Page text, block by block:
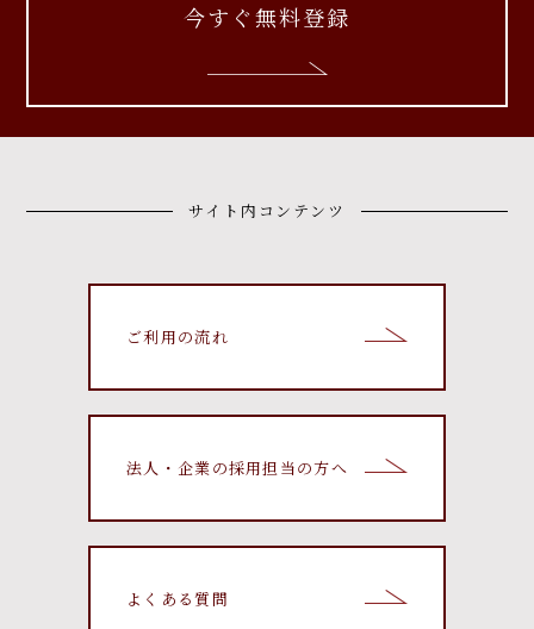
今すぐ無料登録
サイト内コンテンツ
ご利用の流れ
法人・企業の採用担当の方へ
よくある質問